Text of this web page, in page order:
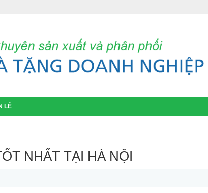
LẺ
NHẤT TẠI HÀ NỘI